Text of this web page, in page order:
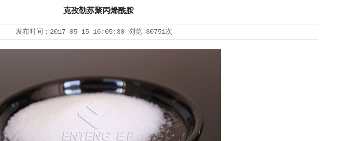
克孜勒苏聚丙烯酰胺
发布时间： 2017-05-15 16:05:30 浏览 30751次